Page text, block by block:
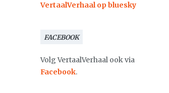
VertaalVerhaal op bluesky
FACEBOOK
Volg VertaalVerhaal ook via
Facebook.